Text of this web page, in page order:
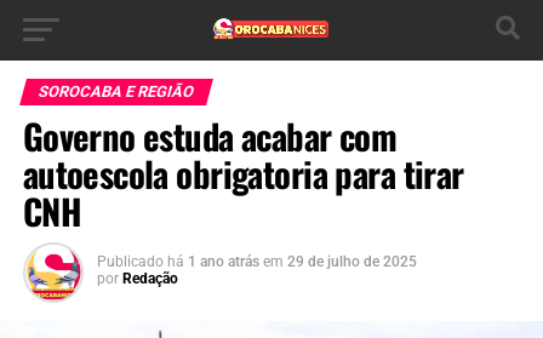
SOROCABA E REGIÃO
Governo estuda acabar com
autoescola obrigatoria para tirar
CNH
Publicado há 1 ano atrás em 29 de julho de 2025
por Redação